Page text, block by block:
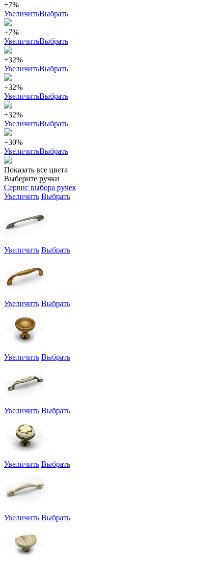
+7%
УвеличитьВыбрать
+7%
УвеличитьВыбрать
+32%
УвеличитьВыбрать
+32%
УвеличитьВыбрать
+32%
УвеличитьВыбрать
+30%
УвеличитьВыбрать
Показать все цвета
Выберите ручки
Сервис выбора ручек
Увеличить Выбрать
Увеличить Выбрать
Увеличить Выбрать
Увеличить Выбрать
Увеличить Выбрать
Увеличить Выбрать
Увеличить Выбрать